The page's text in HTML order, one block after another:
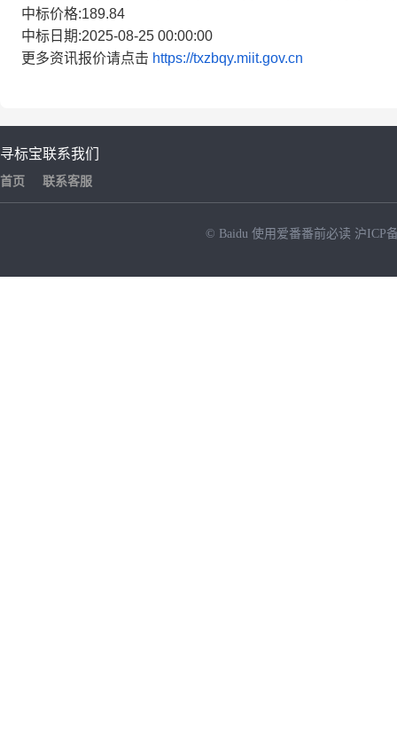
中标价格:189.84
中标日期:2025-08-25 00:00:00
更多资讯报价请点击 https://txzbqy.miit.gov.cn
寻标宝
首页
联系我们
联系客服
© Baidu 使用爱番番前必读 沪ICP